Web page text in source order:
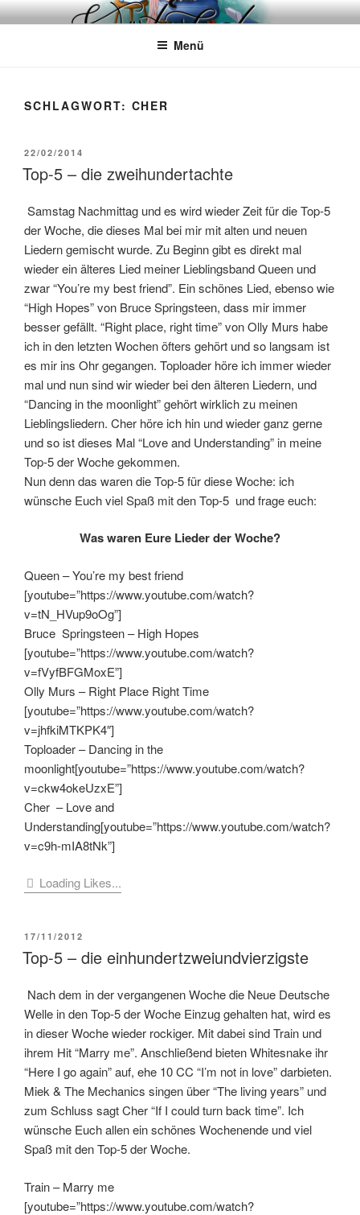
Zum
InhaltWÖRTERKATZE
Von Büchern erzählen
Menü
SCHLAGWORT: CHER
VERÖFFENTLICHT
AM
22/02/2014
Top-5 – die zweihundertachte
Samstag Nachmittag und es wird wieder Zeit für die Top-5
der Woche, die dieses Mal bei mir mit alten und neuen
Liedern gemischt wurde. Zu Beginn gibt es direkt mal
wieder ein älteres Lied meiner Lieblingsband Queen und
zwar “You’re my best friend”. Ein schönes Lied, ebenso wie
“High Hopes” von Bruce Springsteen, dass mir immer
besser gefällt. “Right place, right time” von Olly Murs habe
ich in den letzten Wochen öfters gehört und so langsam ist
es mir ins Ohr gegangen. Toploader höre ich immer wieder
mal und nun sind wir wieder bei den älteren Liedern, und
“Dancing in the moonlight” gehört wirklich zu meinen
Lieblingsliedern. Cher höre ich hin und wieder ganz gerne
und so ist dieses Mal “Love and Understanding” in meine
Top-5 der Woche gekommen.
Nun denn das waren die Top-5 für diese Woche: ich
wünsche Euch viel Spaß mit den Top-5 und frage euch:
Was waren Eure Lieder der Woche?
Queen – You’re my best friend
[youtube=”https://www.youtube.com/watch?
v=tN_HVup9oOg”]
Bruce Springsteen – High Hopes
[youtube=”https://www.youtube.com/watch?
v=fVyfBFGMoxE”]
Olly Murs – Right Place Right Time
[youtube=”https://www.youtube.com/watch?
v=jhfkiMTKPK4″]
Toploader – Dancing in the
moonlight[youtube=”https://www.youtube.com/watch?
v=ckw4okeUzxE”]
Cher – Love and
Understanding[youtube=”https://www.youtube.com/watch?
v=c9h-mIA8tNk”]
Loading Likes...
VERÖFFENTLICHT
AM
17/11/2012
Top-5 – die einhundertzweiundvierzigste
Nach dem in der vergangenen Woche die Neue Deutsche
Welle in den Top-5 der Woche Einzug gehalten hat, wird es
in dieser Woche wieder rockiger. Mit dabei sind Train und
ihrem Hit “Marry me”. Anschließend bieten Whitesnake ihr
“Here I go again” auf, ehe 10 CC “I’m not in love” darbieten.
Miek & The Mechanics singen über “The living years” und
zum Schluss sagt Cher “If I could turn back time”. Ich
wünsche Euch allen ein schönes Wochenende und viel
Spaß mit den Top-5 der Woche.
Train – Marry me
[youtube=”https://www.youtube.com/watch?